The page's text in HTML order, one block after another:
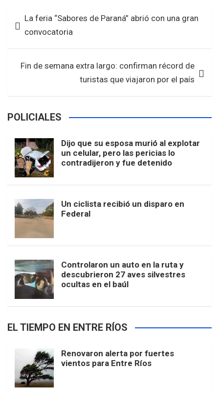
o
o
k
A
p
p
de La feria “Sabores de Paraná” abrió con una gran
convocatoria
Fin de semana extra largo: confirman récord de
turistas que viajaron por el país
POLICIALES
Dijo que su esposa murió al explotar
un celular, pero las pericias lo
contradijeron y fue detenido
Un ciclista recibió un disparo en
Federal
Controlaron un auto en la ruta y
descubrieron 27 aves silvestres
ocultas en el baúl
EL TIEMPO EN ENTRE RÍOS
Renovaron alerta por fuertes
vientos para Entre Ríos